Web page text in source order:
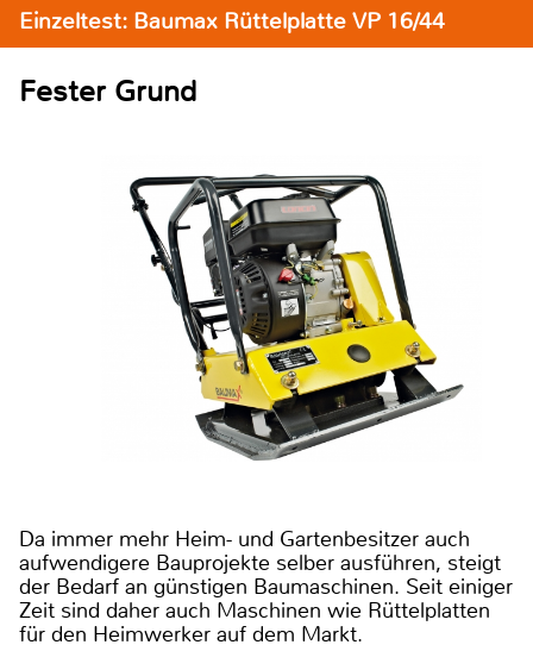
Einzeltest: Baumax Rüttelplatte VP 16/44
Fester Grund
Da immer mehr Heim- und Gartenbesitzer auch
aufwendigere Bauprojekte selber ausführen, steigt
der Bedarf an günstigen Baumaschinen. Seit einiger
Zeit sind daher auch Maschinen wie Rüttelplatten
für den Heimwerker auf dem Markt.